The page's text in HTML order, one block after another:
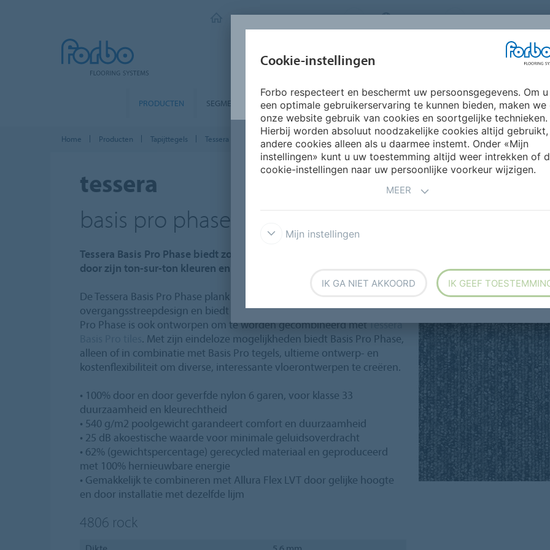
FORBO FLOORING SYSTEMS BELGIUM
PRODUCTEN SEGMENTEN
INSPIRATIE &
REFERENTIES
DUURZAAMHEID
INSTALLATIE &
ONDERHOUD
Home Producten Tapijttegels Tessera planken Tessera Basis Pro Phase planken
tessera
basis pro phase planken
Tessera Basis Pro Phase biedt zowel veelzijdigheid als creativiteit
door zijn ton-sur-ton kleuren en aansprekend overgangsdesign.
De Tessera Basis Pro Phase plank (100cm x 25cm) heeft een modern
overgangsstreepdesign en biedt 6 neutrale en 6 accentopties. Basis
Pro Phase is ook ontworpen om te worden gecombineerd metTessera
. Met zijn eindeloze mogelijkheden biedt Basis Pro Phase,
alleen of in combinatie met Basis Pro tegels, ultieme ontwerp- en
kostenflexibiliteit om diverse, interessante vloerontwerpen te creëren.
• 100% door en door geverfde nylon 6 garen, voor klasse 33
duurzaamheid en kleurechtheid
• 540 g/m2 poolgewicht garandeert comfort en duurzaamheid
• 25 dB akoestische waarde voor minimale geluidsoverdracht
• 62% (gewichtspercentage) gerecycled materiaal en geproduceerd
met 100% hernieuwbare energie
• Gemakkelijk te combineren met Allura Flex LVT door gelijke hoogte
en door installatie met dezelfde lijm
4806 rock
Cookie-instellingen
Forbo respecteert en beschermt uw persoonsgegevens. Om u
een optimale gebruikerservaring te kunnen bieden, maken we
onze website gebruik van cookies en soortgelijke technieken.
Hierbij worden absoluut noodzakelijke cookies altijd gebruikt,
andere cookies alleen als u daarmee instemt. Onder «Mijn
instellingen» kunt u uw toestemming altijd weer intrekken of
cookie-instellingen naar uw persoonlijke voorkeur wijzigen.
MEER
Mijn instellingen
IK GA NIET AKKOORD IK GEEF